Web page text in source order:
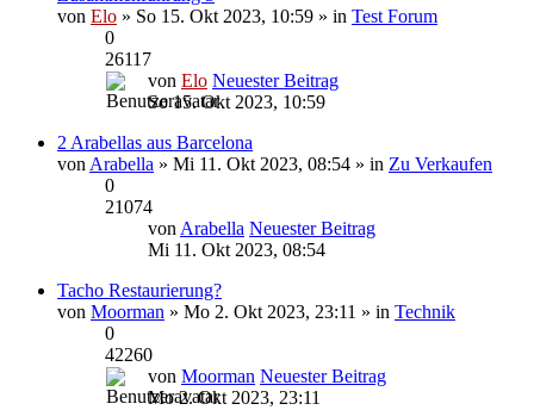
von Elo » So 15. Okt 2023, 10:59 » in Test Forum
0
26117
von Elo Neuester Beitrag
So 15. Okt 2023, 10:59
2 Arabellas aus Barcelona
von Arabella » Mi 11. Okt 2023, 08:54 » in Zu Verkaufen
0
21074
von Arabella Neuester Beitrag
Mi 11. Okt 2023, 08:54
Tacho Restaurierung?
von Moorman » Mo 2. Okt 2023, 23:11 » in Technik
0
42260
von Moorman Neuester Beitrag
Mo 2. Okt 2023, 23:11